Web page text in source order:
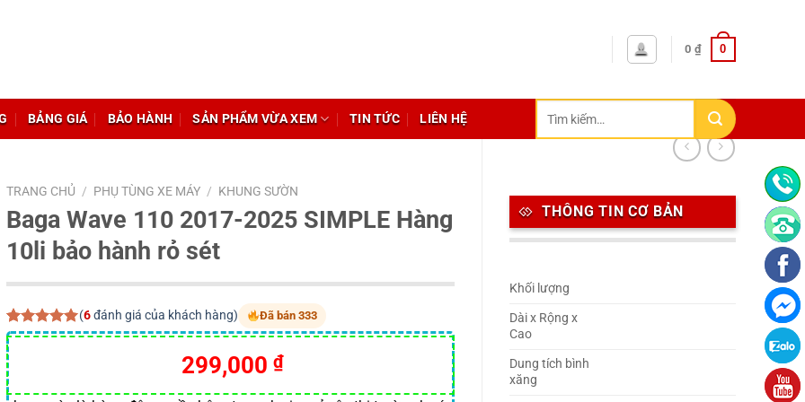
0 ₫ 0
BẢNG GIÁ BẢO HÀNH SẢN PHẨM VỪA XEM TIN TỨC LIÊN HỆ
kiếm:
THÔNG TIN CƠ BẢN
Khối lượng
Dài x Rộng x
Cao
Dung tích bình
xăng
TRANG CHỦ / PHỤ TÙNG XE MÁY / KHUNG SƯỜN
Baga Wave 110 2017-2025 SIMPLE Hàng
10li bảo hành rỏ sét
5.00trên 5
dựa trên
6
đánh giá
(6đánh giá của khách hàng) Đã bán 333
299,000 ₫